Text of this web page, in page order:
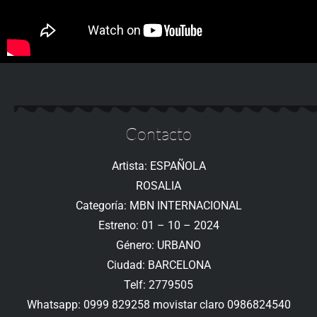
Contacto
Artista: ESPAÑOLA
ROSALIA
Categoría: MBN INTERNACIONAL
Estreno: 01 – 10 – 2024
Género: URBANO
Ciudad: BARCELONA
Telf: 2779505
Whatsapp: 0999 829258 movistar claro 0986824540